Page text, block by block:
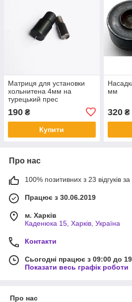
Матриця для установки
хольнитена 4мм на
турецький прес
190 ₴
Купити
мм
320₴
Про нас
100% позитивних з 23 відгуків за
Працює з 30.06.2019
м. Харків
Каденюка 15, Харків, Україна
Контакти
Сьогодні працює з 09:00 до
Показати весь графік роботи
Про нас